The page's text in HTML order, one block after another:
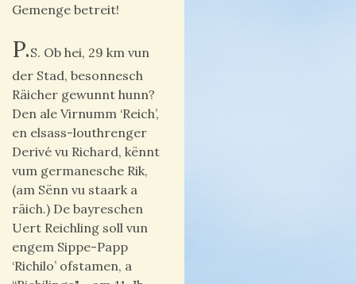
Gemenge betreit!
P.S. Ob hei, 29 km vun
der Stad, besonnesch
Räicher gewunnt hunn?
Den ale Virnumm ‘Reich’,
en elsass-louthrenger
Derivé vu Richard, kënnt
vum germanesche Rik,
(am Sënn vu staark a
räich.) De bayreschen
Uert Reichling soll vun
engem Sippe-Papp
‘Richilo’ ofstamen, a